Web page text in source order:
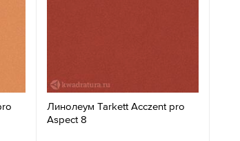
Линолеум Tarkett Acczent pro
Aspect 8